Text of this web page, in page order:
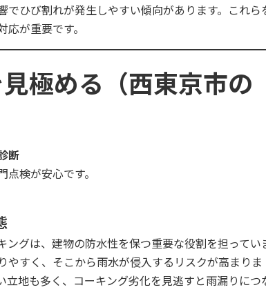
ひび割れが発生しやすい傾向があります。これら
が重要です。
極める（西東京市の
断
検が安心です。
グは、建物の防水性を保つ重要な役割を担ってい
やすく、そこから雨水が侵入するリスクが高まりま
地も多く、コーキング劣化を見逃すと雨漏りにつ